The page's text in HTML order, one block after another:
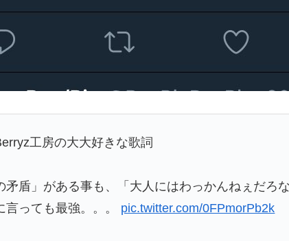
工房の大大好きな歌詞
矛盾」がある事も、「大人にはわっかんねぇだ
言っても最強。。。 pic.twitter.com/0FPmorPb2k